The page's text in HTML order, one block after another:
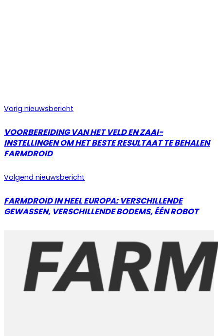
Vorig nieuwsbericht
VOORBEREIDING VAN HET VELD EN ZAAI-
INSTELLINGEN OM HET BESTE RESULTAAT TE BEHALEN
FARMDROID
Volgend nieuwsbericht
FARMDROID IN HEEL EUROPA: VERSCHILLENDE
GEWASSEN, VERSCHILLENDE BODEMS, ÉÉN ROBOT